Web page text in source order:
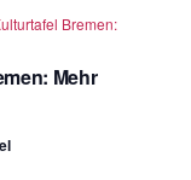
Mehr
Bremen: